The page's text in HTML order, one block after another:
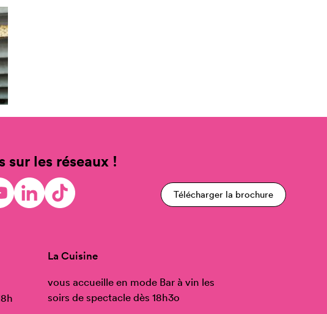
sur les réseaux !
Télécharger la brochure
La Cuisine
vous accueille en mode Bar à vin les
soirs de spectacle dès 18h3o